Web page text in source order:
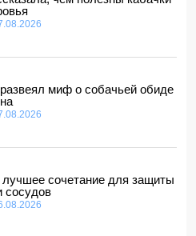
Тоуни предъявили
клубе
миф о собачьей обиде
лучшее сочетание для защиты
сосудов